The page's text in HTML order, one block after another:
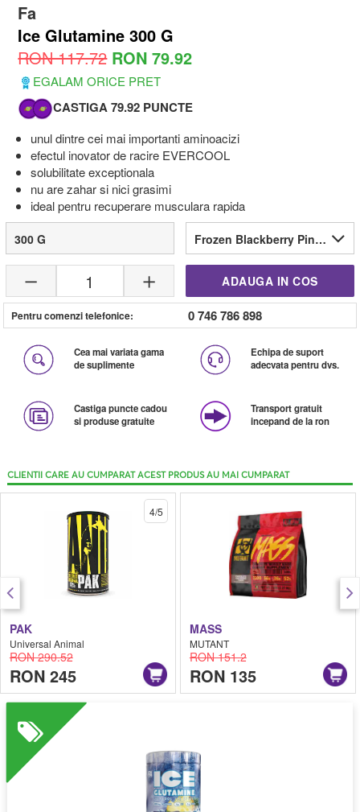
Fa
Ice Glutamine 300 G
RON 117.72 RON 79.92
EGALAM ORICE PRET
CASTIGA 79.92 PUNCTE
unul dintre cei mai importanti aminoacizi
efectul inovator de racire EVERCOOL
solubilitate exceptionala
nu are zahar si nici grasimi
ideal pentru recuperare musculara rapida
300 G Frozen Blackberry Pineapple
1 ADAUGA IN COS
Pentru comenzi telefonice: 0 746 786 898
Cea mai variata gama
de suplimente
Echipa de suport
adecvata pentru dvs.
Castiga puncte cadou
si produse gratuite
Transport gratuit
incepand de la ron
CLIENTII CARE AU CUMPARAT ACEST PRODUS AU MAI CUMPARAT
PAK
Universal Animal
RON 290.52
RON 245
4/5
MASS
MUTANT
RON 151.2
RON 135